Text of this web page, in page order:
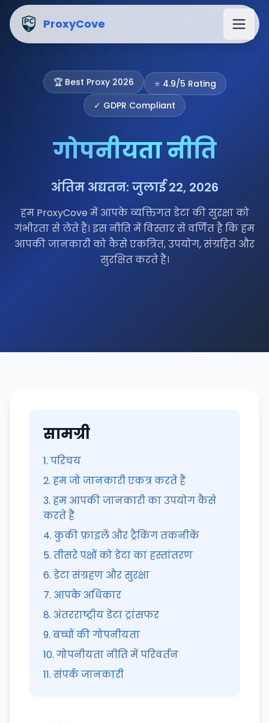
ProxyCove
🏆 Best Proxy 2026 ⭐ 4.9/5 Rating
✓ GDPR Compliant
गोपनीयता नीति
अंतिम अद्यतन: जुलाई 22, 2026
हम ProxyCove में आपके व्यक्तिगत डेटा की सुरक्षा को
गंभीरता से लेते हैं। इस नीति में विस्तार से वर्णित है कि हम
आपकी जानकारी को कैसे एकत्रित, उपयोग, संग्रहित और
सुरक्षित करते हैं।
सामग्री
1. परिचय
2. हम जो जानकारी एकत्र करते हैं
3. हम आपकी जानकारी का उपयोग कैसे
करते हैं
4. कुकी फ़ाइलें और ट्रैकिंग तकनीकें
5. तीसरे पक्षों को डेटा का हस्तांतरण
6. डेटा संग्रहण और सुरक्षा
7. आपके अधिकार
8. अंतरराष्ट्रीय डेटा ट्रांसफर
9. बच्चों की गोपनीयता
10. गोपनीयता नीति में परिवर्तन
11. संपर्क जानकारी
गोपनीयता नीति - ProxyCove